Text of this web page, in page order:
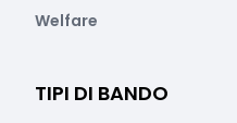
Welfare
TIPI DI BANDO